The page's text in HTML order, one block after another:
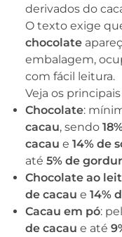
derivados do
O texto exige
chocolate
embalagem,
com fácil leitura.
Veja os
Chocolate:
cacau, sendo
cacau e 14% de
até 5% de
Chocolate ao
de cacau e 14%
Cacau em pó:
de cacau e até